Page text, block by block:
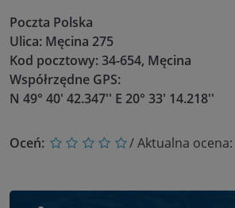
Poczta Polska
Ulica: Męcina 275
Kod pocztowy: 34-654, Męcina
Współrzędne GPS:
N 49° 40' 42.347'' E 20° 33' 14.218''
Oceń: / Aktualna ocena: